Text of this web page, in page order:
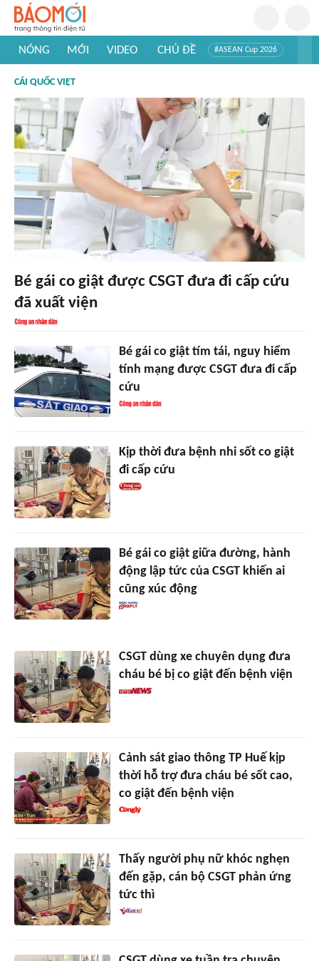
NÓNG MỚI VIDEO CHỦ ĐỀ #ASEAN Cup 2026
#Khám phá thế giới
CÁI QUỐC VIỆT
Bé gái co giật được CSGT đưa đi cấp cứu
đã xuất viện
Bé gái co giật tím tái, nguy hiểm
tính mạng được CSGT đưa đi cấp
cứu
Kịp thời đưa bệnh nhi sốt co giật
đi cấp cứu
Bé gái co giật giữa đường, hành
động lập tức của CSGT khiến ai
cũng xúc động
CSGT dùng xe chuyên dụng đưa
cháu bé bị co giật đến bệnh viện
Cảnh sát giao thông TP Huế kịp
thời hỗ trợ đưa cháu bé sốt cao,
co giật đến bệnh viện
Thấy người phụ nữ khóc nghẹn
đến gặp, cán bộ CSGT phản ứng
tức thì